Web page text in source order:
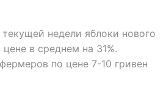
текущей недели яблоки нового
в среднем на 31%.
по цене 7-10 гривен